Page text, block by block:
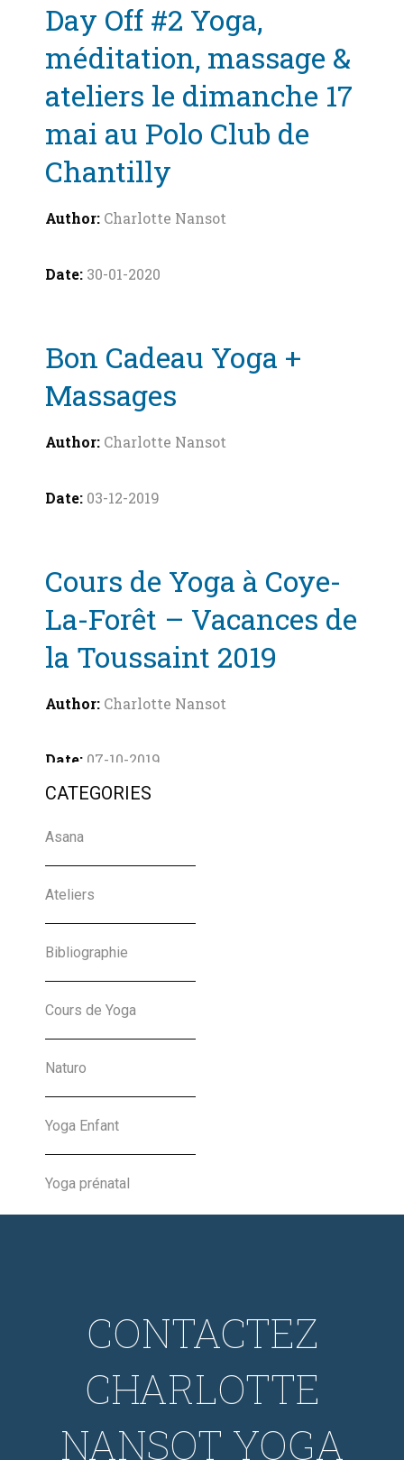
Day Off #2 Yoga,
méditation, massage &
ateliers le dimanche 17
mai au Polo Club de
Chantilly
Charlotte Nansot
30-01-2020
Bon Cadeau Yoga +
Massages
Charlotte Nansot
03-12-2019
Cours de Yoga à Coye-
La-Forêt – Vacances de
la Toussaint 2019
Charlotte Nansot
07-10-2019
Yoga Enfant Coye-La-
Forêt
Charlotte Nansot
18-09-2019
« Previous 1
CATEGORIES
Asana
Ateliers
Bibliographie
Cours de Yoga
Naturo
Yoga Enfant
Yoga prénatal
CONTACTEZ
CHARLOTTE
NANSOT YOGA